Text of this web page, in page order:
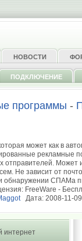
НОВОСТИ
ПОДКЛЮЧЕНИЕ
программы -
может как в
рекламные
отправителей. Может
Не зависит от
обнаружении СПАМа
FreeWare -
Дата: 2008-11-
интернет